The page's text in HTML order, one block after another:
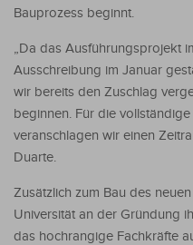
Bauprozess beginnt.
„Da das Ausführungsprojekt
Ausschreibung im Januar
wir bereits den Zuschlag
beginnen. Für die
veranschlagen wir einen
Duarte.
Zusätzlich zum Bau des
Universität an der Gründung
das hochrangige Fachkräfte